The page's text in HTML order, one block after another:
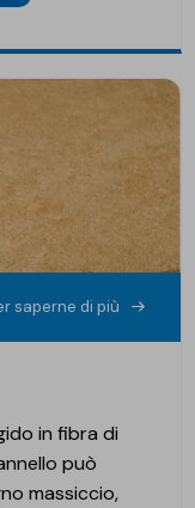
saperne di più
in fibra di
può
massiccio,